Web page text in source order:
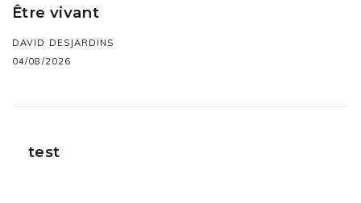
Être vivant
DAVID DESJARDINS
04/08/2026
test